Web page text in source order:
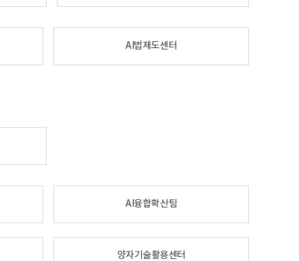
AI법제도센터
AI융합확산팀
양자기술활용센터